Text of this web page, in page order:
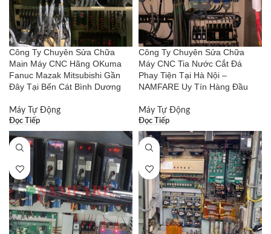
Công Ty Chuyên Sửa Chữa
Main Máy CNC Hãng OKuma
Fanuc Mazak Mitsubishi Gần
Đây Tại Bến Cát Bình Dương
Máy Tự Động
Đọc Tiếp
Công Ty Chuyên Sửa Chữa
Máy CNC Tia Nước Cắt Đá
Phay Tiện Tại Hà Nội –
NAMFARE Uy Tín Hàng Đầu
Máy Tự Động
Đọc Tiếp